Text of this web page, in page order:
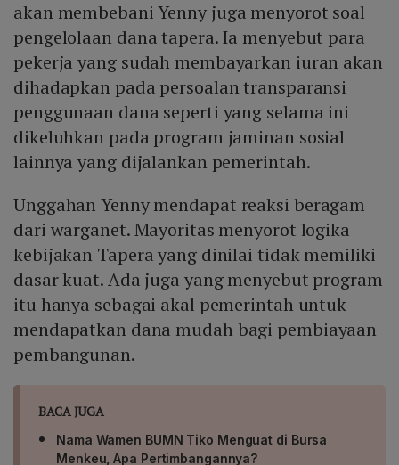
akan membebani Yenny juga menyorot soal
pengelolaan dana tapera. Ia menyebut para
pekerja yang sudah membayarkan iuran akan
dihadapkan pada persoalan transparansi
penggunaan dana seperti yang selama ini
dikeluhkan pada program jaminan sosial
lainnya yang dijalankan pemerintah.
Unggahan Yenny mendapat reaksi beragam
dari warganet. Mayoritas menyorot logika
kebijakan Tapera yang dinilai tidak memiliki
dasar kuat. Ada juga yang menyebut program
itu hanya sebagai akal pemerintah untuk
mendapatkan dana mudah bagi pembiayaan
pembangunan.
BACA JUGA
Nama Wamen BUMN Tiko Menguat di Bursa
Menkeu, Apa Pertimbangannya?